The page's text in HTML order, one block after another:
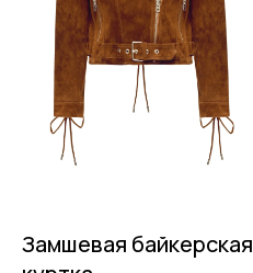
Замшевая байкерская